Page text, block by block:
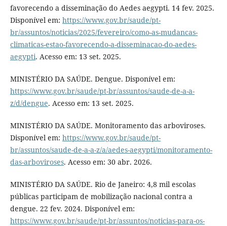
favorecendo a disseminação do Aedes aegypti. 14 fev. 2025.
Disponível em: https://www.gov.br/saude/pt-
br/assuntos/noticias/2025/fevereiro/como-as-mudancas-
climaticas-estao-favorecendo-a-disseminacao-do-aedes-
aegypti. Acesso em: 13 set. 2025.
MINISTÉRIO DA SAÚDE. Dengue. Disponível em:
https://www.gov.br/saude/pt-br/assuntos/saude-de-a-a-
z/d/dengue. Acesso em: 13 set. 2025.
MINISTÉRIO DA SAÚDE. Monitoramento das arboviroses.
Disponível em: https://www.gov.br/saude/pt-
br/assuntos/saude-de-a-a-z/a/aedes-aegypti/monitoramento-
das-arboviroses. Acesso em: 30 abr. 2026.
MINISTÉRIO DA SAÚDE. Rio de Janeiro: 4,8 mil escolas
públicas participam de mobilização nacional contra a
dengue. 22 fev. 2024. Disponível em:
https://www.gov.br/saude/pt-br/assuntos/noticias-para-os-